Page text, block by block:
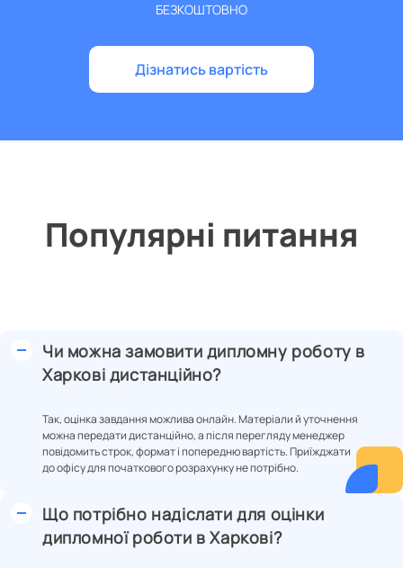
БЕЗКОШТОВНО
Дізнатись вартість
Популярні питання
Чи можна замовити дипломну роботу в
Харкові дистанційно?
Так, оцінка завдання можлива онлайн. Матеріали й уточнення
можна передати дистанційно, а після перегляду менеджер
повідомить строк, формат і попередню вартість. Приїжджати
до офісу для початкового розрахунку не потрібно.
Що потрібно надіслати для оцінки
дипломної роботи в Харкові?